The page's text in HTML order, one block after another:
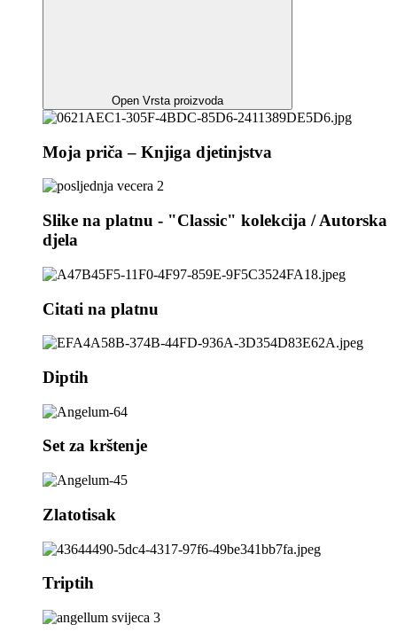
Open Vrsta proizvoda
Moja priča – Knjiga djetinjstva
Slike na platnu - "Classic" kolekcija / Autorska
djela
Citati na platnu
Diptih
Set za krštenje
Zlatotisak
Triptih